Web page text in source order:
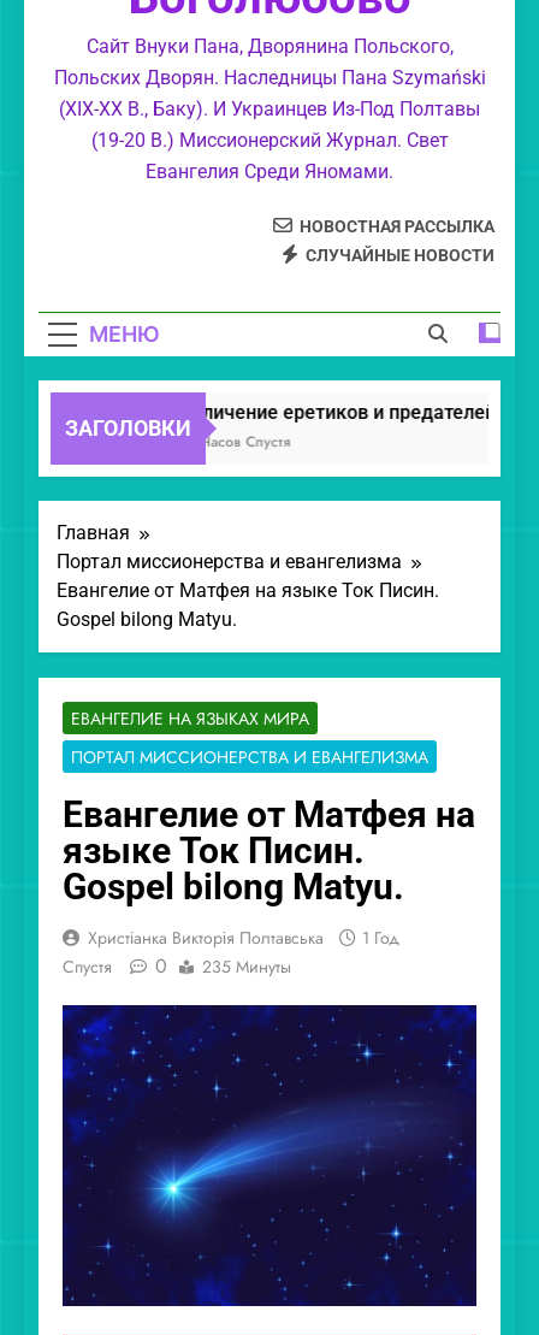
Обличение еретиков, уклонившихся в
Свет Православия.
Сайт Внуки Пана, Дворянина Польского,
Польских Дворян. Наследницы Пана Szymański
(XIX-XX В., Баку). И Украинцев Из-Под Полтавы
(19-20 В.) Миссионерский Журнал. Свет
Евангелия Среди Яномами.
НОВОСТНАЯ РАССЫЛКА
СЛУЧАЙНЫЕ НОВОСТИ
МЕНЮ
ЗАГОЛОВКИ
Обличение еретиков и предателей.
20 Часов Спустя
Главная
Портал миссионерства и евангелизма
Евангелие от Матфея на языке Ток Писин.
Gospel bilong Matyu.
ЕВАНГЕЛИЕ НА ЯЗЫКАХ МИРА
ПОРТАЛ МИССИОНЕРСТВА И ЕВАНГЕЛИЗМА
Евангелие от Матфея на
языке Ток Писин.
Gospel bilong Matyu.
Христіанка Викторія Полтавська
1 Год
Спустя
0 235 Минуты